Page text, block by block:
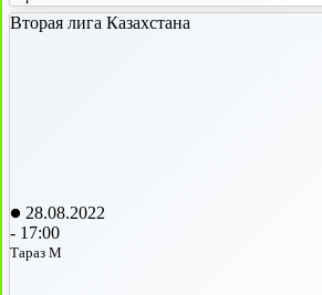
Вторая лига Казахстана
28.08.2022
- 17:00
Тараз М